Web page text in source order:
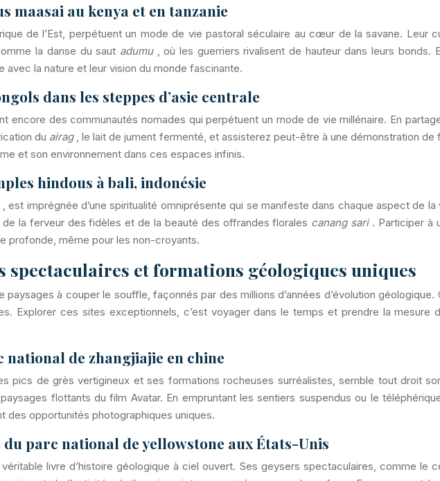
maasai au kenya et en tanzanie
de l’Est, perpétuent un mode de vie pastoral séculaire au cœur de la savane. Leur
la danse du saut adumu , où les guerriers rivalisent de hauteur dans leurs bonds.
avec la nature et leur vision du monde fascinante.
dans les steppes d’asie centrale
encore des communautés nomades qui perpétuent un mode de vie millénaire. En
du airag , le lait de jument fermenté, et assisterez peut-être à une démonstration
et son environnement dans ces espaces infinis.
hindous à bali, indonésie
, est imprégnée d’une spiritualité omniprésente qui se manifeste dans chaque aspect de
la ferveur des fidèles et de la beauté des offrandes florales canang sari . Participer à
profonde, même pour les non-croyants.
spectaculaires et formations géologiques uniques
à couper le souffle, façonnés par des millions d’années d’évolution
Explorer ces sites exceptionnels, c’est voyager dans le temps et prendre la
national de zhangjiajie en chine
pics de grès vertigineux et ses formations rocheuses surréalistes, semble tout droit
flottants du film Avatar. En empruntant les sentiers suspendus ou le
des opportunités photographiques uniques.
du parc national de yellowstone aux États-Unis
livre d’histoire géologique à ciel ouvert. Ses geysers spectaculaires, comme le